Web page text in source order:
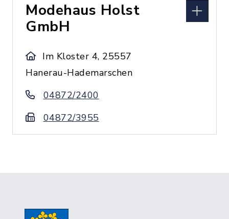
Modehaus Holst
GmbH
Im Kloster 4, 25557
Hanerau-Hademarschen
04872/2400
04872/3955